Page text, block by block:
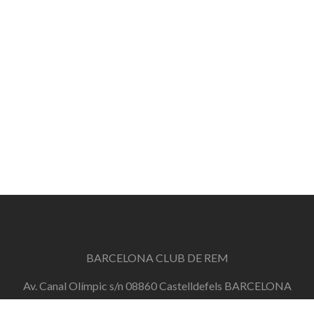
BARCELONA CLUB DE REM
Av. Canal Olímpic s/n 08860 Castelldefels BARCELONA